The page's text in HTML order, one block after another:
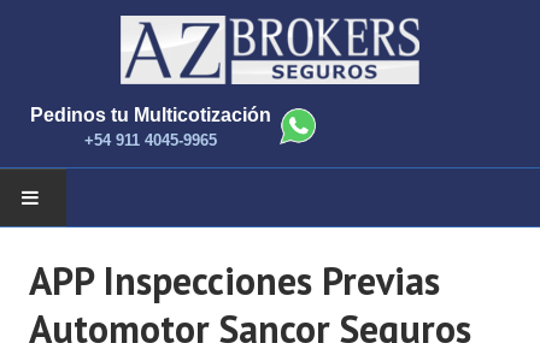
Pedinos tu Multicotización
+54 911 4045-9965
NOTICIAS
APP Inspecciones Previas
Automotor Sancor Seguros